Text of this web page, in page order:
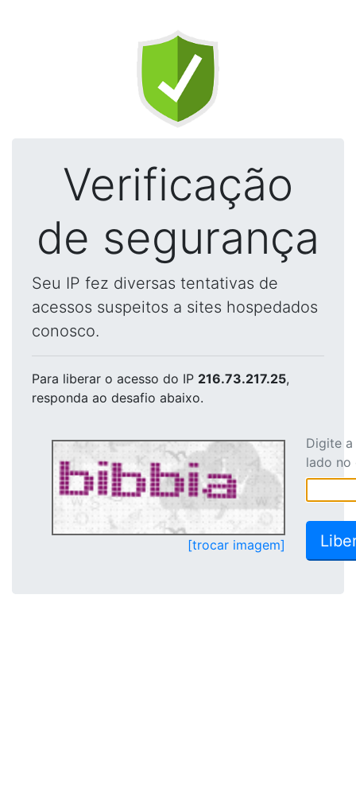
Verificação
de segurança
Seu IP fez diversas tentativas de
acessos suspeitos a sites hospedados
conosco.
Para liberar o acesso do IP 216.73.217.25,
responda ao desafio abaixo.
[trocar imagem]
Digite
lado no